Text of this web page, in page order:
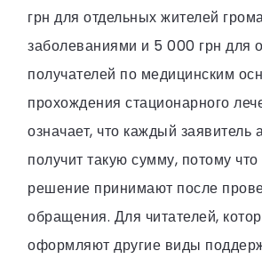
грн для отдельных жителей
заболеваниями и 5 000 грн для
получателей по медицинским
прохождения стационарного
означает, что каждый заявитель
получит такую сумму, потому
решение принимают после
обращения. Для читателей,
оформляют другие виды